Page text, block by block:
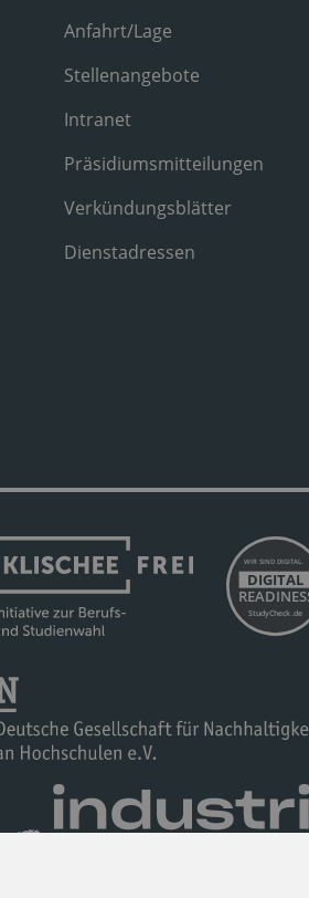
Anfahrt/Lage
Stellenangebote
Intranet
Präsidiumsmitteilungen
Verkündungsblätter
Dienstadressen